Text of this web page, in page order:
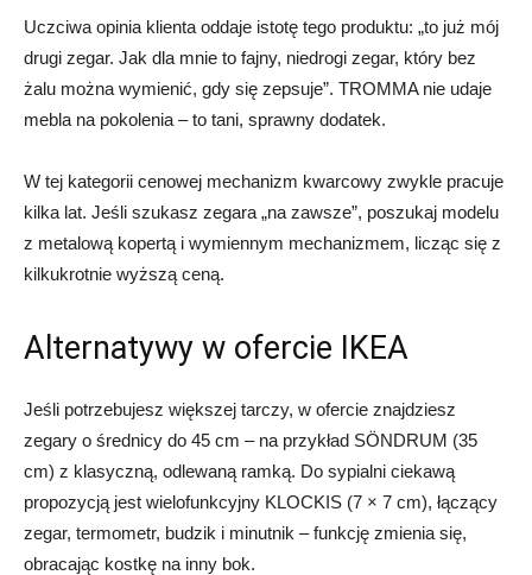
Uczciwa opinia klienta oddaje istotę tego produktu: „to już mój
drugi zegar. Jak dla mnie to fajny, niedrogi zegar, który bez
żalu można wymienić, gdy się zepsuje”. TROMMA nie udaje
mebla na pokolenia – to tani, sprawny dodatek.
W tej kategorii cenowej mechanizm kwarcowy zwykle pracuje
kilka lat. Jeśli szukasz zegara „na zawsze”, poszukaj modelu
z metalową kopertą i wymiennym mechanizmem, licząc się z
kilkukrotnie wyższą ceną.
Alternatywy w ofercie IKEA
Jeśli potrzebujesz większej tarczy, w ofercie znajdziesz
zegary o średnicy do 45 cm – na przykład SÖNDRUM (35
cm) z klasyczną, odlewaną ramką. Do sypialni ciekawą
propozycją jest wielofunkcyjny KLOCKIS (7 × 7 cm), łączący
zegar, termometr, budzik i minutnik – funkcję zmienia się,
obracając kostkę na inny bok.